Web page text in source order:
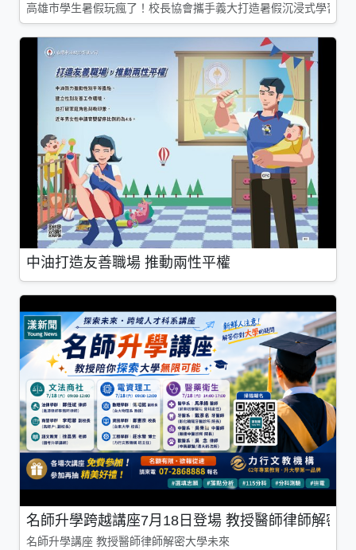
高雄市學生暑假玩瘋了！校長協會攜手義大打造暑假沉浸式學習基
中油打造友善職場 推動兩性平權
名師升學跨越講座7月18日登場 教授醫師律師解密
名師升學講座 教授醫師律師解密大學未來